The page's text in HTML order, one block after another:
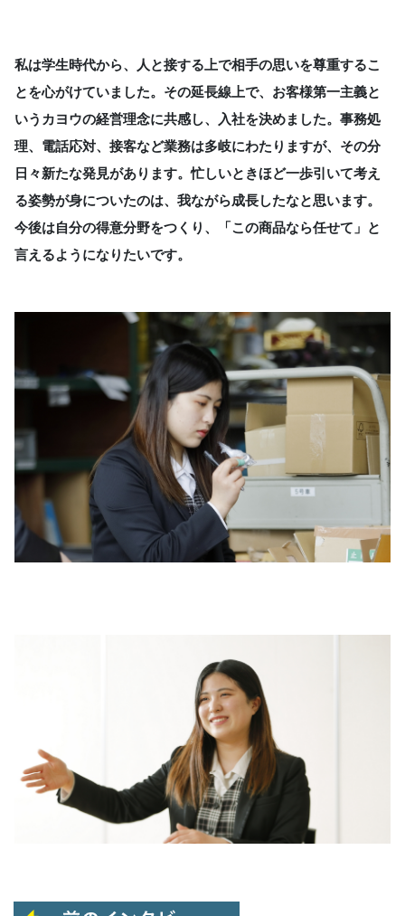
私は学生時代から、人と接する上で相手の思いを尊重するこ
とを心がけていました。その延長線上で、お客様第一主義と
いうカヨウの経営理念に共感し、入社を決めました。事務処
理、電話応対、接客など業務は多岐にわたりますが、その分
日々新たな発見があります。忙しいときほど一歩引いて考え
る姿勢が身についたのは、我ながら成長したなと思います。
今後は自分の得意分野をつくり、「この商品なら任せて」と
言えるようになりたいです。